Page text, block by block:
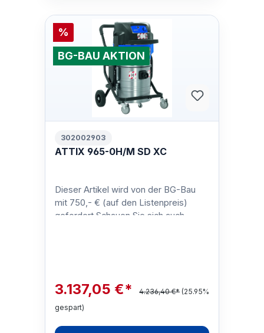
%
BG-BAU AKTION
302002903
ATTIX 965-0H/M SD XC
Dieser Artikel wird von der BG-Bau
mit 750,- € (auf den Listenpreis)
gefordert.Schauen Sie sich auch
3.137,05 €* 4.236,40 €* (25.95%
gespart)